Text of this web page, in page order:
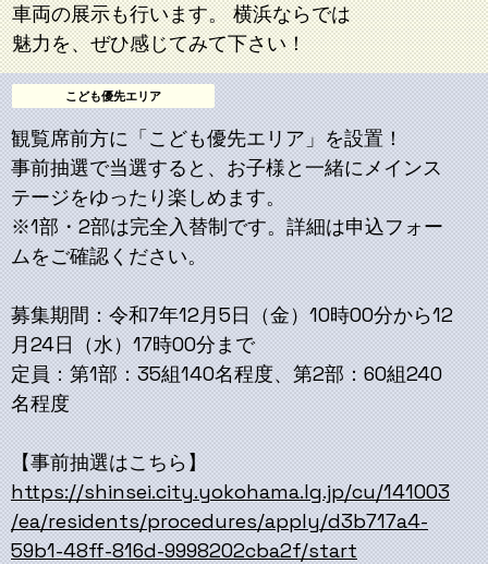
車両の展示も行います。 横浜ならでは
魅力を、ぜひ感じてみて下さい！
こども優先エリア
観覧席前方に「こども優先エリア」を設置！
事前抽選で当選すると、お子様と一緒にメインス
テージをゆったり楽しめます。
※1部・2部は完全入替制です。詳細は申込フォー
ムをご確認ください。
募集期間：令和7年12月5日（金）10時00分から12
月24日（水）17時00分まで
定員：第1部：35組140名程度、第2部：60組240
名程度
【事前抽選はこちら】
https://shinsei.city.yokohama.lg.jp/cu/141003
/ea/residents/procedures/apply/d3b717a4-
59b1-48ff-816d-9998202cba2f/start